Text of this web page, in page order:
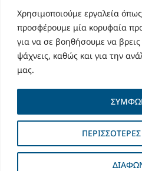
Χρησιμοποιούμε εργαλεία
προσφέρουμε μία κορυφαία
για να σε βοηθήσουμε να
ψάχνεις, καθώς και για την
μας.